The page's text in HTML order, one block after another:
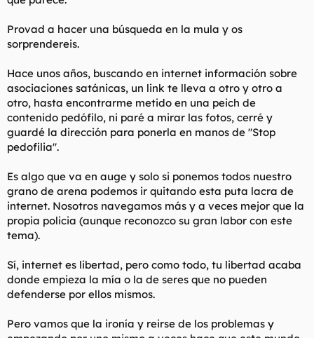
Provad a hacer una búsqueda en la mula y os
sorprendereis.
Hace unos años, buscando en internet información sobre
asociaciones satánicas, un link te lleva a otro y otro a
otro, hasta encontrarme metido en una peich de
contenido pedófilo, ni paré a mirar las fotos, cerré y
guardé la dirección para ponerla en manos de "Stop
pedofilia".
Es algo que va en auge y solo si ponemos todos nuestro
grano de arena podemos ir quitando esta puta lacra de
internet. Nosotros navegamos más y a veces mejor que la
propia policia (aunque reconozco su gran labor con este
tema).
Sí, internet es libertad, pero como todo, tu libertad acaba
donde empieza la mía o la de seres que no pueden
defenderse por ellos mismos.
Pero vamos que la ironía y reirse de los problemas y